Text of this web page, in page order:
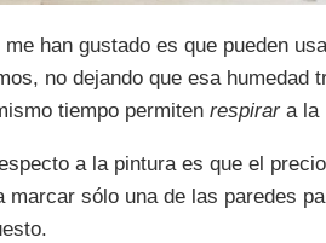
han gustado es que pueden
no dejando que esa humedad
tiempo permiten respirara la
a la pintura es que el precio
marcar sólo una de las paredes